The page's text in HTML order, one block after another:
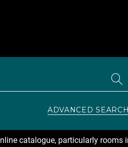
ADVANCED SEARCH
catalogue, particularly rooms